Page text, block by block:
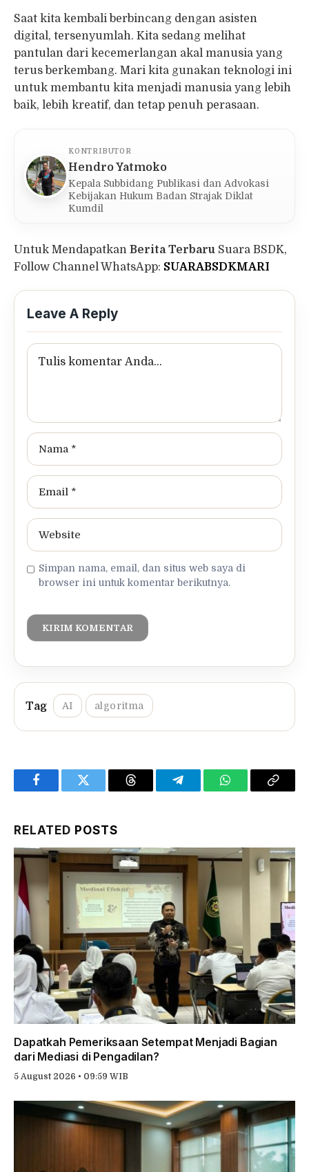
Saat kita kembali berbincang dengan asisten
digital, tersenyumlah. Kita sedang melihat
pantulan dari kecemerlangan akal manusia yang
terus berkembang. Mari kita gunakan teknologi ini
untuk membantu kita menjadi manusia yang lebih
baik, lebih kreatif, dan tetap penuh perasaan.
KONTRIBUTOR
Hendro Yatmoko
Kepala Subbidang Publikasi dan Advokasi
Kebijakan Hukum Badan Strajak Diklat
Kumdil
Untuk Mendapatkan Berita Terbaru Suara BSDK,
Follow Channel WhatsApp: SUARABSDKMARI
Leave A Reply
Simpan nama, email, dan situs web saya di
browser ini untuk komentar berikutnya.
AI algoritma
FacebookTwitter Threads TelegramWhatsAppCopy
RELATED POSTS
Dapatkah Pemeriksaan Setempat Menjadi Bagian
dari Mediasi di Pengadilan?
5 August 2026 • 09:59 WIB